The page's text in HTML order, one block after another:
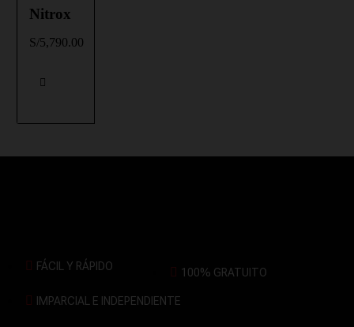
Nitrox
S/5,790.00
FÁCIL Y RÁPIDO 100% GRATUITO
IMPARCIAL E INDEPENDIENTE